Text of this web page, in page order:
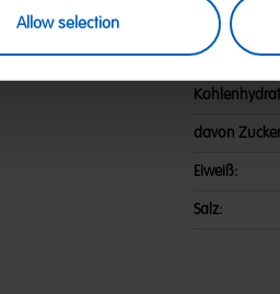
Allow selection Fett:
davon
davon
Eiweiß:
Salz: